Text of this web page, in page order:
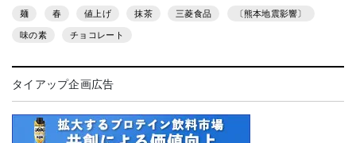
麺 春 値上げ 抹茶 三菱食品 〔熊本地震影響〕
味の素 チョコレート
タイアップ企画広告